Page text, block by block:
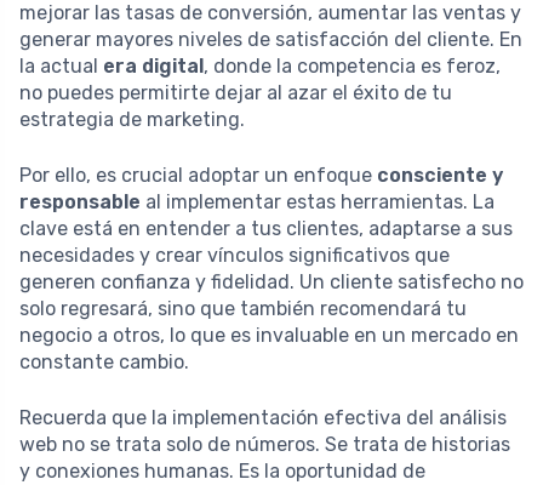
mejorar las tasas de conversión, aumentar las ventas y
generar mayores niveles de satisfacción del cliente. En
la actual era digital , donde la competencia es feroz,
no puedes permitirte dejar al azar el éxito de tu
estrategia de marketing.
Por ello, es crucial adoptar un enfoque consciente y
responsable al implementar estas herramientas. La
clave está en entender a tus clientes, adaptarse a sus
necesidades y crear vínculos significativos que
generen confianza y fidelidad. Un cliente satisfecho no
solo regresará, sino que también recomendará tu
negocio a otros, lo que es invaluable en un mercado en
constante cambio.
Recuerda que la implementación efectiva del análisis
web no se trata solo de números. Se trata de historias
y conexiones humanas. Es la oportunidad de